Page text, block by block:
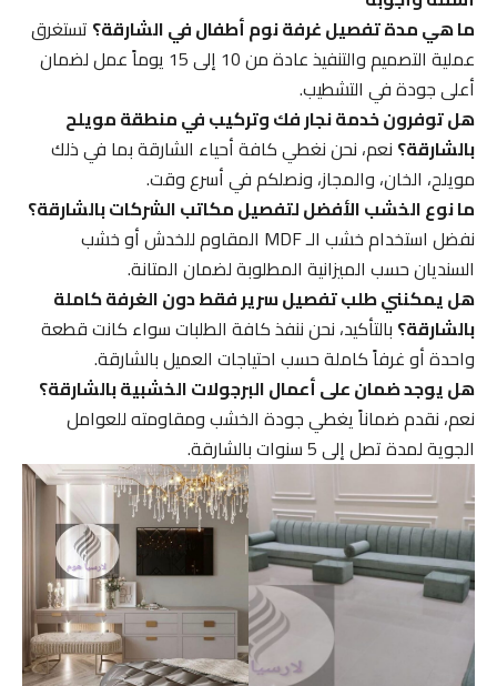
ما هي مدة تفصيل غرفة نوم أطفال في الشارقة؟تستغرق
عملية التصميم والتنفيذ عادة من 10 إلى 15 يوماً عمل لضمان
أعلى جودة في التشطيب.
هل توفرون خدمة نجار فك وتركيب في منطقة مويلح
بالشارقة؟نعم، نحن نغطي كافة أحياء الشارقة بما في ذلك
مويلح، الخان، والمجاز، ونصلكم في أسرع وقت.
ما نوع الخشب الأفضل لتفصيل مكاتب الشركات بالشارقة؟
نفضل استخدام خشب الـ MDF المقاوم للخدش أو خشب
السنديان حسب الميزانية المطلوبة لضمان المتانة.
هل يمكنني طلب تفصيل سرير فقط دون الغرفة كاملة
بالشارقة؟بالتأكيد، نحن ننفذ كافة الطلبات سواء كانت قطعة
واحدة أو غرفاً كاملة حسب احتياجات العميل بالشارقة.
هل يوجد ضمان على أعمال البرجولات الخشبية بالشارقة؟
نعم، نقدم ضماناً يغطي جودة الخشب ومقاومته للعوامل
الجوية لمدة تصل إلى 5 سنوات بالشارقة.